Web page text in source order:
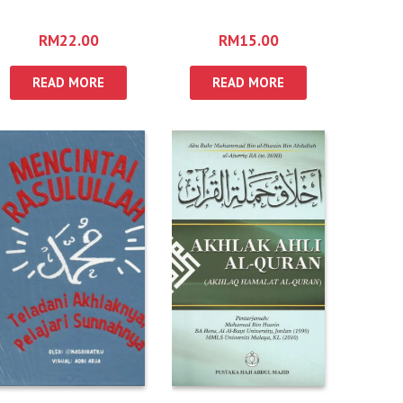
RM22.00
READ MORE
RM15.00
READ MORE